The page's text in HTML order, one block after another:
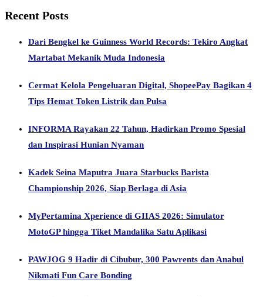
Recent Posts
Dari Bengkel ke Guinness World Records: Tekiro Angkat
Martabat Mekanik Muda Indonesia
Cermat Kelola Pengeluaran Digital, ShopeePay Bagikan 4
Tips Hemat Token Listrik dan Pulsa
INFORMA Rayakan 22 Tahun, Hadirkan Promo Spesial
dan Inspirasi Hunian Nyaman
Kadek Seina Maputra Juara Starbucks Barista
Championship 2026, Siap Berlaga di Asia
MyPertamina Xperience di GIIAS 2026: Simulator
MotoGP hingga Tiket Mandalika Satu Aplikasi
PAWJOG 9 Hadir di Cibubur, 300 Pawrents dan Anabul
Nikmati Fun Care Bonding